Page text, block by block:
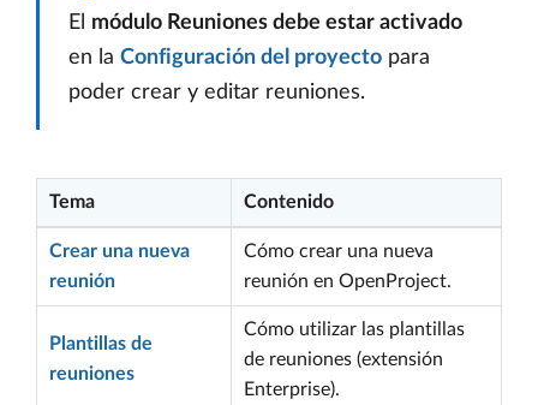
El módulo Reuniones debe estar activado
en la Configuración del proyecto para
poder crear y editar reuniones.
Tema Contenido
Crear una nueva
reunión
Cómo crear una nueva
reunión en OpenProject.
Plantillas de
reuniones
Cómo utilizar las plantillas
de reuniones (extensión
Enterprise).